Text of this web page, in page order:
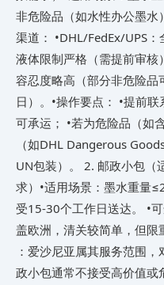
非危险品（如水性办公墨
渠道​： •​DHL/FedEx/UPS​
液体限制严格（需提前审核
容忍度略高（部分非危险
日）。•​操作要点​： •提前
可承运； •若为危险品（如
（如DHL Dangerous
UN包装）。 2. ​邮政小包（
求）​​ •​适用场景​：墨水重量
受15-30个工作日送达。 •​
盖欧洲，清关较简单，但限
：爱沙尼亚属其服务范围
政小包通常不接受高价值